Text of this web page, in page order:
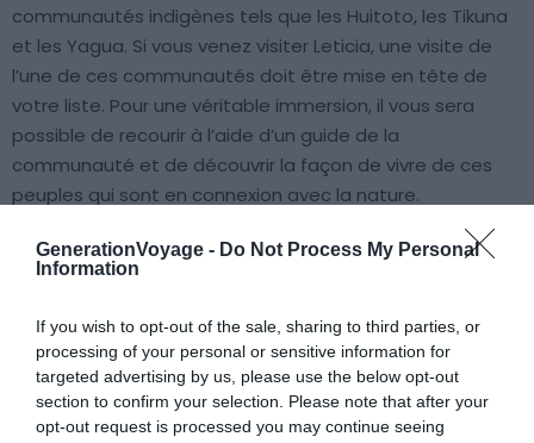
GenerationVoyage - Do Not Process My Personal
Information
If you wish to opt-out of the sale, sharing to third parties, or
processing of your personal or sensitive information for
targeted advertising by us, please use the below opt-out
section to confirm your selection. Please note that after your
opt-out request is processed you may continue seeing
communautés indigènes tels que les Huitoto, les Tikuna
et les Yagua. Si vous venez visiter Leticia, une visite de
l’une de ces communautés doit être mise en tête de
votre liste. Pour une véritable immersion, il vous sera
possible de recourir à l’aide d’un guide de la
communauté et de découvrir la façon de vivre de ces
peuples qui sont en connexion avec la nature.
8. Une session de kayak sur le lac Yahuarcaca